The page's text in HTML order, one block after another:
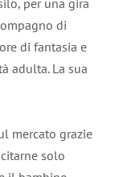
di
di fantasia e
adulta. La sua
mercato grazie
solo